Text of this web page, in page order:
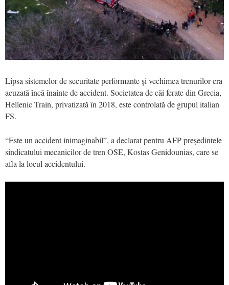
Lipsa sistemelor de securitate performante şi vechimea trenurilor era
acuzată încă înainte de accident. Societatea de căi ferate din Grecia,
Hellenic Train, privatizată în 2018, este controlată de grupul italian
FS.
“Este un accident inimaginabil”, a declarat pentru AFP preşedintele
sindicatului mecanicilor de tren OSE, Kostas Genidounias, care se
afla la locul accidentului.